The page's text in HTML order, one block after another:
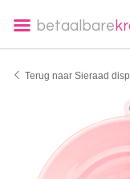
betaalbare
Terug naar Sieraad